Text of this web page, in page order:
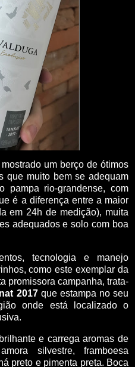
um berço de ótimos
que muito bem se adequam
pampa rio-grandense, com
é a diferença entre a maior
em 24h de medição), muita
adequados e solo com boa
tecnologia e manejo
como este exemplar da
promissora campanha, trata-
2017que estampa no seu
onde está localizado o
e carrega aromas de
silvestre, framboesa
preto e pimenta preta. Boca